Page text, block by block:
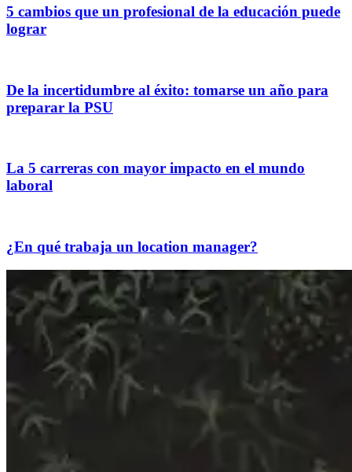
5 cambios que un profesional de la educación puede
lograr
De la incertidumbre al éxito: tomarse un año para
preparar la PSU
La 5 carreras con mayor impacto en el mundo
laboral
¿En qué trabaja un location manager?